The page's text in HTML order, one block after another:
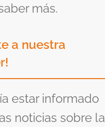
más.
a nuestra
estar informado
noticias sobre la